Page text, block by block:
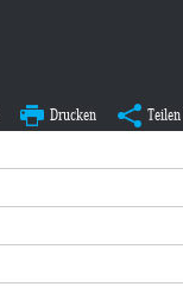
Drucken Teilen